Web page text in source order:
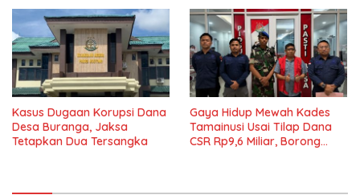
Kasus Dugaan Korupsi Dana
Desa Buranga, Jaksa
Tetapkan Dua Tersangka
Gaya Hidup Mewah Kades
Tamainusi Usai Tilap Dana
CSR Rp9,6 Miliar, Borong